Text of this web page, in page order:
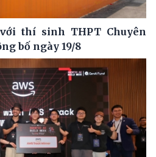
thí sinh THPT Chuyên
bố ngày 19/8